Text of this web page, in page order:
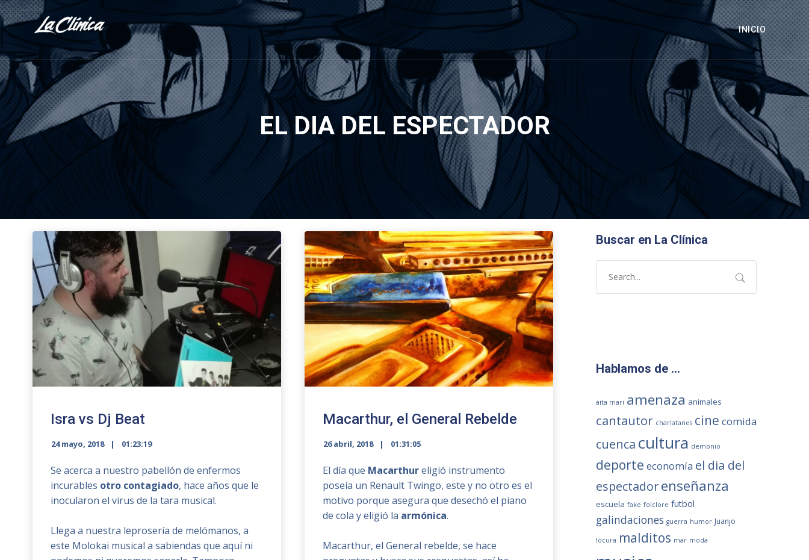
INICIO
EL DIA DEL ESPECTADOR
Isra vs Dj Beat
24 mayo, 2018 01:23:19
Se acerca a nuestro pabellón de enfermos
incurables otro contagiado, hace años que le
inocularon el virus de la tara musical.
Llega a nuestra leprosería de melómanos, a
este Molokai musical a sabiendas que aquí ni
Macarthur, el General Rebelde
26 abril, 2018 01:31:05
El día que Macarthureligió instrumento
poseía un Renault Twingo, este y no otro es el
motivo porque asegura que desechó el piano
de cola y eligió la armónica.
Macarthur, el General rebelde, se hace
Buscar en La Clínica
Hablamos de …
aita mari amenaza animales
cantautor charlatanes cine comida
cuenca cultura demonio
deporte economía el dia del
espectadorenseñanza
escuela fake folclore futbol
galindaciones guerra humor Juanjo
locura malditos mar moda